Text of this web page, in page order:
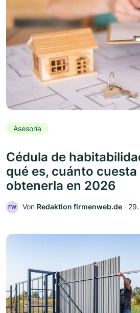
Asesoría
Cédula de
qué es, cuánto
obtenerla en 2026
FW Von Redaktion firmenweb.de ‧